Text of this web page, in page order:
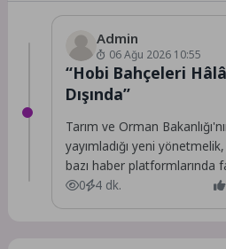
Admin
06 Ağu 2026 10:55
“Hobi Bahçeleri
Dışında”
Tarım ve Orman
yayımladığı yeni
bazı haber platformlarında
oldu.
0 4 dk.